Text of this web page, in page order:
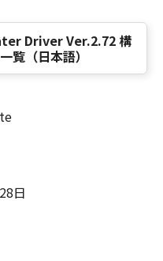
、以下の規定が適
is a "commercial
at 48 C.F.R.
as such
(Sept 1995).
shall acquire
rights set
Driver Ver.2.72 構
覧（日本語）
日